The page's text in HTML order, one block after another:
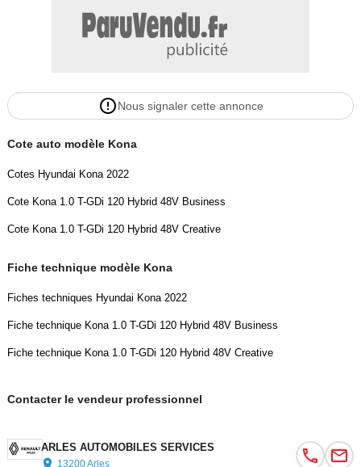
- Peinture solide Dive in Jeju
- Poches aumonières au dos des sièges AV
- Poignées de portes intérieures grain métal
- Prise 12V à l'AV
- Prises USB AV/AR
- Protections d'ailes noires
- Rails de toit
- Régulateur/limiteur de vitesse
- Répétiteurs de clignotants intégrés aux rétroviseurs
- Rétroviseurs électriques et dégivrants
- Siège conducteur avec support lombaire électrique
- Sièges AV réglables en hauteur
- Système multimédia avec écran couleur tactile 10.25"
- Verrouillage automatique des portes en roulant
- Vitre conducteur séquentielle
- Vitres AR surteintées
Nous signaler cette annonce
Cote auto modèle Kona
Cotes Hyundai Kona 2022
Cote Kona 1.0 T-GDi 120 Hybrid 48V Business
Cote Kona 1.0 T-GDi 120 Hybrid 48V Creative
Fiche technique modèle Kona
Fiches techniques Hyundai Kona 2022
Fiche technique Kona 1.0 T-GDi 120 Hybrid 48V Business
Fiche technique Kona 1.0 T-GDi 120 Hybrid 48V Creative
Contacter le vendeur professionnel
ARLES AUTOMOBILES SERVICES
13200 Arles